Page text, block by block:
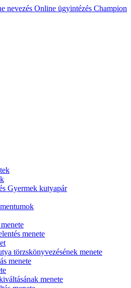
nevezés Online ügyintézés Champion
Gyermek kutyapár
menete
törzskönyvezésének menete
menete
menete